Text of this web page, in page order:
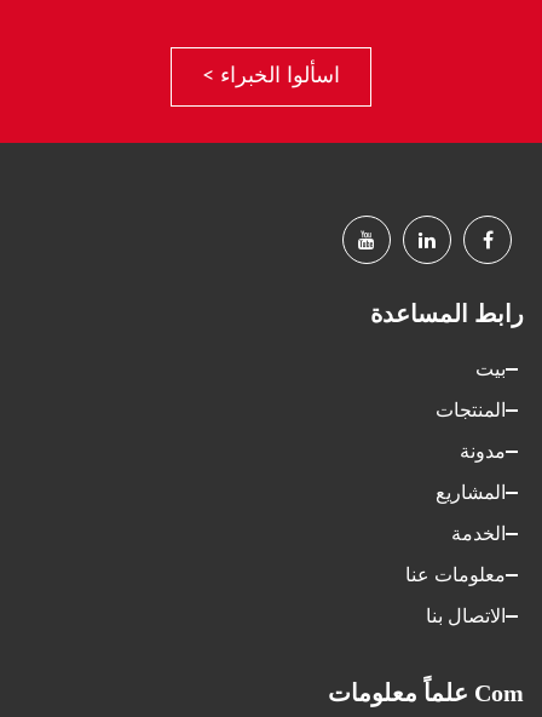
اسألوا الخبراء >
رابط المساعدة
بيت
المنتجات
مدونة
المشاريع
الخدمة
معلومات عنا
الاتصال بنا
Com علماً معلومات